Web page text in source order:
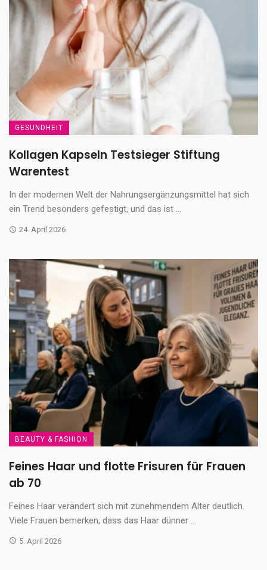
GESUNDHEIT
Kollagen Kapseln Testsieger Stiftung
Warentest
In der modernen Welt der Nahrungsergänzungsmittel hat sich
ein Trend besonders gefestigt, und das ist ...
24. April 2026
BEAUTY & FASHION
Feines Haar und flotte Frisuren für Frauen
ab 70
Feines Haar verändert sich mit zunehmendem Alter deutlich.
Viele Frauen bemerken, dass das Haar dünner ...
5. April 2026